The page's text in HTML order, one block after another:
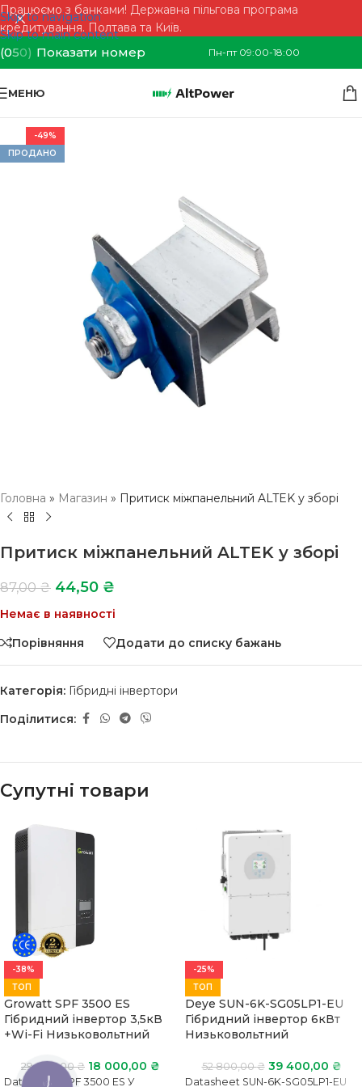
Skip to navigation
Skip to main content
Працюємо з банками! Державна пільгова програма
кредитування. Полтава та Київ.
(050) Показати номер Пн-пт 09:00-18:00
МЕНЮ
-49%
ПРОДАНО
Головна » Магазин » Притиск міжпанельний ALTEK у зборі
Притиск міжпанельний ALTEK у зборі
87,00₴ 44,50 ₴
Немає в наявності
Порівняння
Додати до списку бажань
Категорія: Гібридні інвертори
Поділитися:
Супутні товари
-38%
ТОП
Growatt SPF 3500 ES
Гібридний інвертор 3,5кВ
+Wi-Fi Низьковольтний
29 000,00₴ 18 000,00 ₴
Datasheet SPF 3500 ES У
-25%
ТОП
Deye SUN-6K-SG05LP1-EU
Гібридний інвертор 6кВт
Низьковольтний
52 800,00₴ 39 400,00 ₴
Datasheet SUN-6K-SG05LP1-EU
КНОПКА